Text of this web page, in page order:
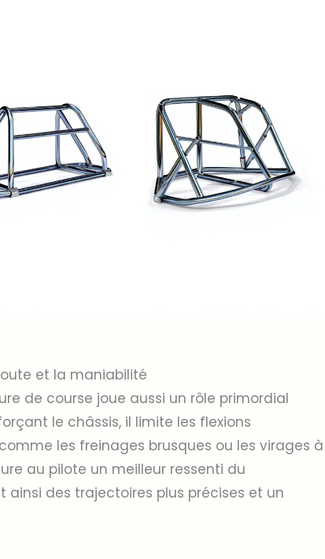
et la maniabilité
de course joue aussi un rôle primordial
le châssis, il limite les flexions
les freinages brusques ou les virages à
au pilote un meilleur ressenti du
des trajectoires plus précises et un